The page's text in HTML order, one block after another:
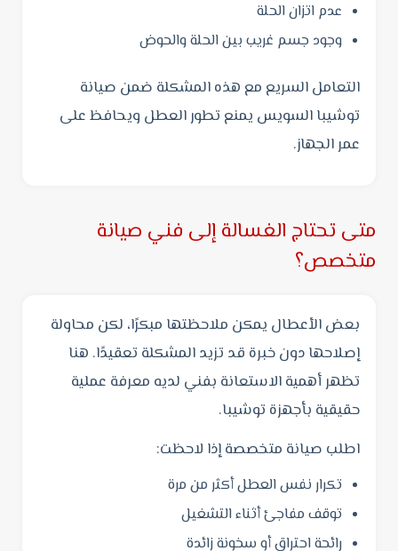
عدم اتزان الحلة
وجود جسم غريب بين الحلة والحوض
التعامل السريع مع هذه المشكلة ضمن صيانة
توشيبا السويس يمنع تطور العطل ويحافظ على
عمر الجهاز.
متى تحتاج الغسالة إلى فني صيانة
متخصص؟
بعض الأعطال يمكن ملاحظتها مبكرًا، لكن محاولة
إصلاحها دون خبرة قد تزيد المشكلة تعقيدًا. هنا
تظهر أهمية الاستعانة بفني لديه معرفة عملية
حقيقية بأجهزة توشيبا.
اطلب صيانة متخصصة إذا لاحظت:
تكرار نفس العطل أكثر من مرة
توقف مفاجئ أثناء التشغيل
رائحة احتراق أو سخونة زائدة